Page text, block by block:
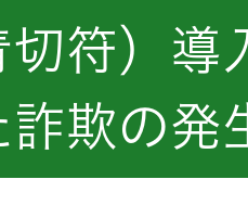
切符）導
詐欺の発